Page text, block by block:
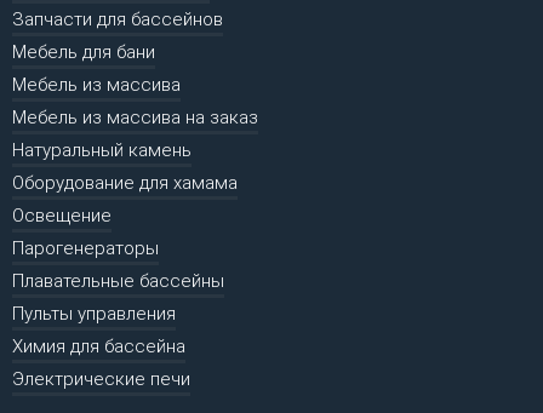
Запчасти для бассейнов
Мебель для бани
Мебель из массива
Мебель из массива на заказ
Натуральный камень
Оборудование для хамама
Освещение
Парогенераторы
Плавательные бассейны
Пульты управления
Химия для бассейна
Электрические печи